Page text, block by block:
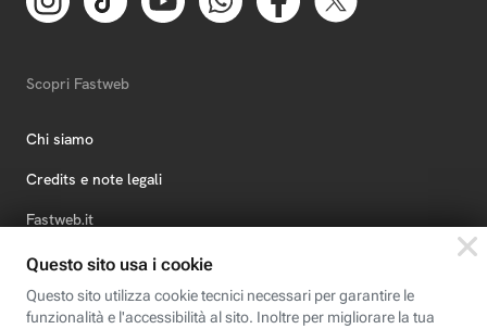
Scopri Fastweb
Chi siamo
Credits e note legali
Fastweb.it
Formazione
Fastweb Digital Academy